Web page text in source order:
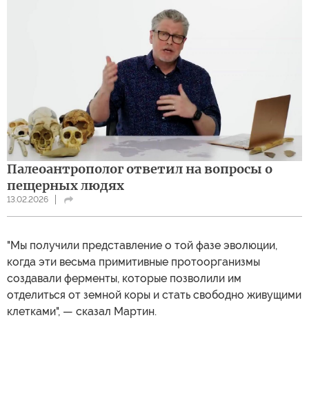
Палеоантрополог ответил на вопросы о
пещерных людях
13.02.2026
"Мы получили представление о той фазе эволюции,
когда эти весьма примитивные протоорганизмы
создавали ферменты, которые позволили им
отделиться от земной коры и стать свободно живущими
клетками", — сказал Мартин.